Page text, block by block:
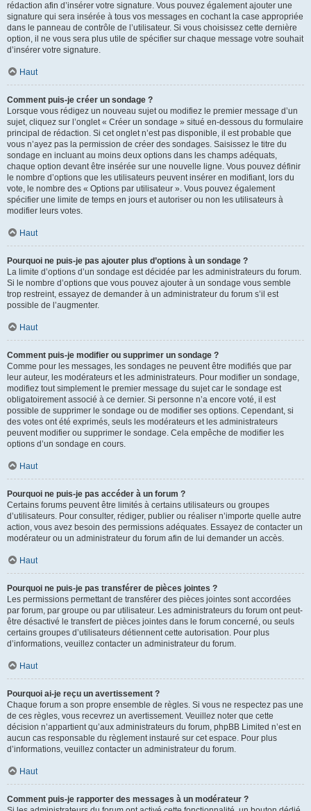
rédaction afin d’insérer votre signature. Vous pouvez également ajouter une
signature qui sera insérée à tous vos messages en cochant la case appropriée
dans le panneau de contrôle de l’utilisateur. Si vous choisissez cette dernière
option, il ne vous sera plus utile de spécifier sur chaque message votre souhait
d’insérer votre signature.
Haut
Comment puis-je créer un sondage ?
Lorsque vous rédigez un nouveau sujet ou modifiez le premier message d’un
sujet, cliquez sur l’onglet « Créer un sondage » situé en-dessous du formulaire
principal de rédaction. Si cet onglet n’est pas disponible, il est probable que
vous n’ayez pas la permission de créer des sondages. Saisissez le titre du
sondage en incluant au moins deux options dans les champs adéquats,
chaque option devant être insérée sur une nouvelle ligne. Vous pouvez définir
le nombre d’options que les utilisateurs peuvent insérer en modifiant, lors du
vote, le nombre des « Options par utilisateur ». Vous pouvez également
spécifier une limite de temps en jours et autoriser ou non les utilisateurs à
modifier leurs votes.
Haut
Pourquoi ne puis-je pas ajouter plus d’options à un sondage ?
La limite d’options d’un sondage est décidée par les administrateurs du forum.
Si le nombre d’options que vous pouvez ajouter à un sondage vous semble
trop restreint, essayez de demander à un administrateur du forum s’il est
possible de l’augmenter.
Haut
Comment puis-je modifier ou supprimer un sondage ?
Comme pour les messages, les sondages ne peuvent être modifiés que par
leur auteur, les modérateurs et les administrateurs. Pour modifier un sondage,
modifiez tout simplement le premier message du sujet car le sondage est
obligatoirement associé à ce dernier. Si personne n’a encore voté, il est
possible de supprimer le sondage ou de modifier ses options. Cependant, si
des votes ont été exprimés, seuls les modérateurs et les administrateurs
peuvent modifier ou supprimer le sondage. Cela empêche de modifier les
options d’un sondage en cours.
Haut
Pourquoi ne puis-je pas accéder à un forum ?
Certains forums peuvent être limités à certains utilisateurs ou groupes
d’utilisateurs. Pour consulter, rédiger, publier ou réaliser n’importe quelle autre
action, vous avez besoin des permissions adéquates. Essayez de contacter un
modérateur ou un administrateur du forum afin de lui demander un accès.
Haut
Pourquoi ne puis-je pas transférer de pièces jointes ?
Les permissions permettant de transférer des pièces jointes sont accordées
par forum, par groupe ou par utilisateur. Les administrateurs du forum ont peut-
être désactivé le transfert de pièces jointes dans le forum concerné, ou seuls
certains groupes d’utilisateurs détiennent cette autorisation. Pour plus
d’informations, veuillez contacter un administrateur du forum.
Haut
Pourquoi ai-je reçu un avertissement ?
Chaque forum a son propre ensemble de règles. Si vous ne respectez pas une
de ces règles, vous recevrez un avertissement. Veuillez noter que cette
décision n’appartient qu’aux administrateurs du forum, phpBB Limited n’est en
aucun cas responsable du règlement instauré sur cet espace. Pour plus
d’informations, veuillez contacter un administrateur du forum.
Haut
Comment puis-je rapporter des messages à un modérateur ?